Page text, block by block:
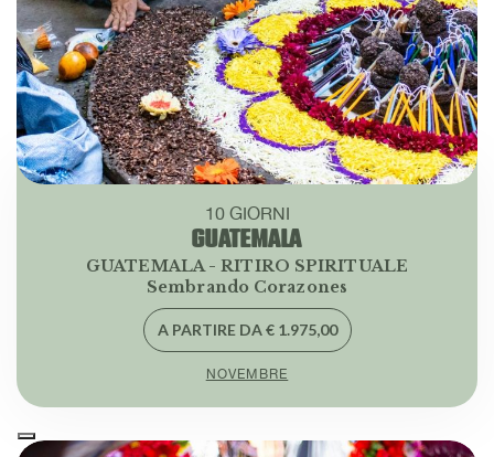
10 GIORNI
GUATEMALA
GUATEMALA - RITIRO SPIRITUALE
Sembrando Corazones
A PARTIRE DA € 1.975,00
NOVEMBRE